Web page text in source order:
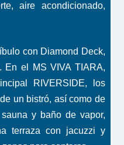
aire acondicionado,
con Diamond Deck,
En el MS VIVA TIARA,
RIVERSIDE, los
un bistró, así como de
y baño de vapor,
terraza con jacuzzi y